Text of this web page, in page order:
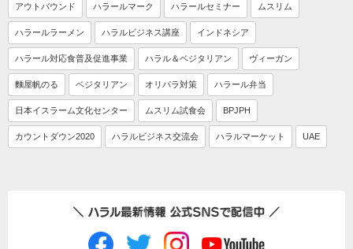
アウトバウンド ハラールマーク ハラールセミナー ムスリム
ハラールラーメン ハラルビジネス講座 インドネシア
ハラール対応食普及促進事業 ハラル＆ベジタリアン ヴィーガン
麵屋帆のる ベジタリアン オリパラ対策 ハラール弁当
日本イスラーム文化センター ムスリム試食会 BPJPH
カウントダウン2020 ハラルビジネス交流会 ハラルマーケット UAE